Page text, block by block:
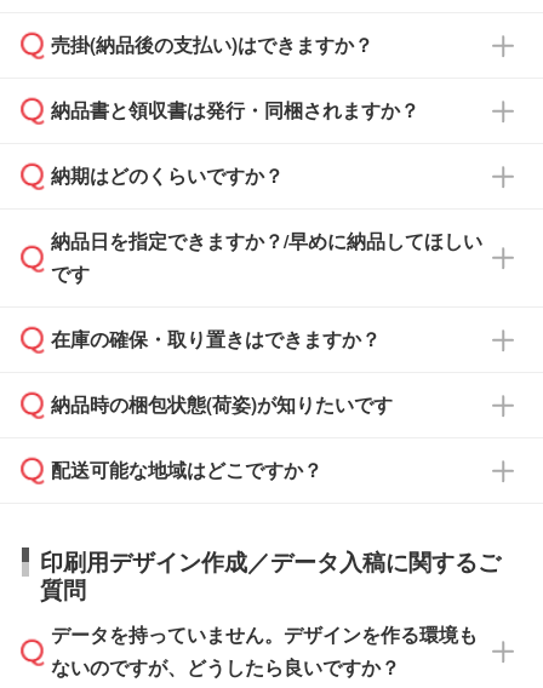
依頼いただいた場合は、翌営業日以降のご連絡
銀行振込のみのご対応となります。
売掛(納品後の支払い)はできますか？
基本的には先入金をお願いしておりますが、自
どの場合は、月末締め翌月末払いに対応可能で
また、卒業・卒園記念品で対策委員会や個人様
校や幼稚園・保育園であれば、同様の条件でご
ご希望の際は担当スタッフまでお気軽にご相談
ください。
納品書と領収書は発行・同梱されますか？
納品書・領収書は ご依頼をいただいた場合の
ず、通常はPDFデータをメール添付でお送りし
ます。
たは注文フォームの『ご注文に関する備考欄』
納期はどのくらいですか？
・印刷する場合(500個程度)
ご入金、イメージ画像の校了から約2週間～2
ご入金確認後、1～2営業日で出荷いたしま
タッフまでお問い合わせください。
ル」に注文予定日をご入力いただくと、おおよ
その締切日や出荷目安をご確認いただけます。
納品日を指定できますか？/早めに納品してほしい
です
ご希望の納期がある場合は、お問い合わせ・お
い。
応が可能かご案内いたします。
す。>>対象商品はこちら
※最短出荷日は商品によって異なります。各商
品ページにてご確認ください
在庫の確保・取り置きはできますか？
ご入金確認後に在庫を確保し、注文確定のご連
はできかねますので予めご了承ください。
納品時の梱包状態(荷姿)が知りたいです
商品によって異なります。各ページにある商品
す。(白箱、化粧箱、ブリスターパックなど)
【袋入り】 商品がひとつずつ袋に入っていま
す。(透明袋、デザイン袋など)
【個包装なし】 個包装がされていない状態で
配送可能な地域はどこですか？
日本全国へお届けが可能です。なお、海外への
直接納品は行っておりませんので予めご了承く
ださい。
印刷用デザイン作成／データ入稿に関するご
質問
データを持っていません。デザインを作る環境も
ないのですが、どうしたら良いですか？